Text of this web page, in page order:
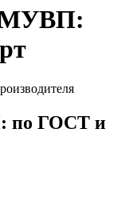
МУВП:
по ГОСТ и